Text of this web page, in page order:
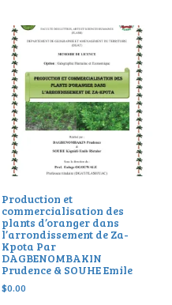
Production et
commercialisation des
plants d’oranger dans
l’arrondissement de Za-
Kpota Par
DAGBENOMBAKIN
Prudence & SOUHE Emile
$0.00